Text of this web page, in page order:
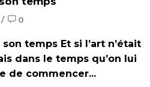
/ 0
temps Et si l’art n’était
dans le temps qu’on lui
de commencer...